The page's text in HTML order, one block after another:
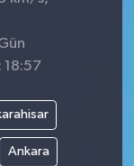
18:57
Ankara